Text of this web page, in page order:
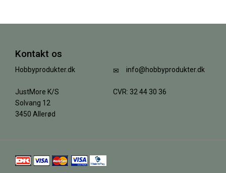
Kontakt os
Hobbyprodukter.dk
JustMore K/S
Solvang 12
3450 Allerød
info@hobbyprodukter.dk
CVR: 32 44 30 36